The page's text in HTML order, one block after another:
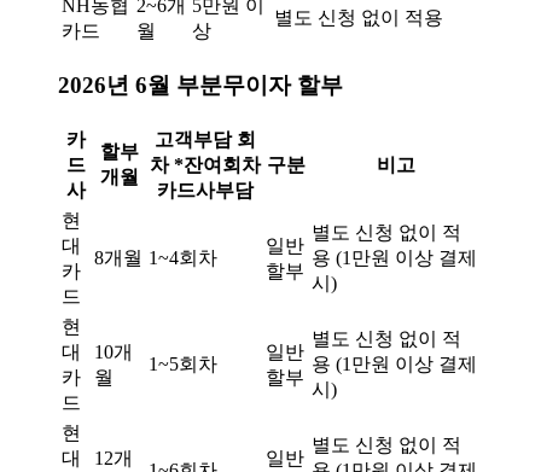
NH농협
카드
2~6개
월
5만원 이
상
별도 신청 없이 적용
2026년 6월 부분무이자 할부
카
드
사
할부
개월
고객부담 회
차 *잔여회차
카드사부담
구분 비고
현
대
카
드
8개월 1~4회차
일반
할부
별도 신청 없이 적
용 (1만원 이상 결제
시)
현
대
카
드
10개
월
1~5회차
일반
할부
별도 신청 없이 적
용 (1만원 이상 결제
시)
현
대
12개
일반
별도 신청 없이 적